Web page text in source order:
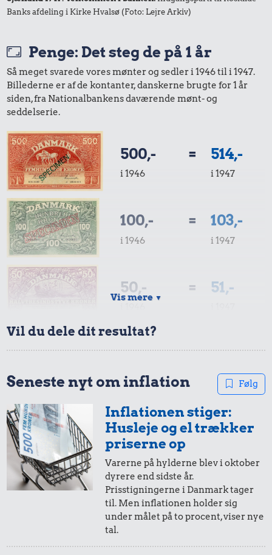
1 liter mælk
0,78 kr.
1 kg havregryn
Tyggegummi
5,25 kr.
Kat
Strygejern
1 dåse suppe
6,34 kr.
10 liter benzin
0,93 kr.
Syltetøj
0,39 kr.
Agurk
Banks afdeling i Kirke Hvalsø (Foto: Lejre Arkiv)
Penge: Det steg de på 1 år
Så meget svarede vores mønter og sedler i 1946 til i 1947.
Billederne er af de kontanter, danskerne brugte for 1 år
siden, fra Nationalbankens daværende mønt- og
seddelserie.
500,-
i 1946
= 514,-
i 1947
100,-
i 1946
= 103,-
i 1947
50,- = 51,-
10,-
i 1946
= 10,-
i 1947
5,-
i 1946
= 5,-
Vis mere ▼
Vil du dele dit resultat?
Seneste nyt om inflation Følg
Inflationen stiger:
Husleje og el trækker
priserne op
Varerne på hylderne blev i oktober
dyrere end sidste år.
Prisstigningerne i Danmark tager
til. Men inflationen holder sig
under målet på to procent, viser nye
tal.